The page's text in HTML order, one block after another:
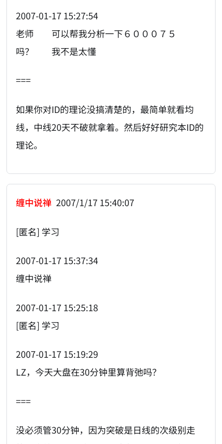
2007-01-17 15:27:54
老师 可以帮我分析一下６０００７５
吗？ 我不是太懂
===
如果你对ID的理论没搞清楚的，最简单就看均
线，中线20天不破就拿着。然后好好研究本ID的
理论。
缠中说禅 2007/1/17 15:40:07
[匿名] 学习
2007-01-17 15:37:34
缠中说禅
2007-01-17 15:25:18
[匿名] 学习
2007-01-17 15:19:29
LZ，今天大盘在30分钟里算背弛吗？
===
没必须管30分钟，因为突破是日线的次级别走